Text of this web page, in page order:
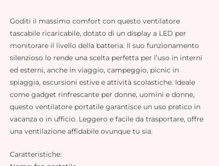
Goditi il massimo comfort con questo ventilatore
tascabile ricaricabile, dotato di un display a LED per
monitorare il livello della batteria. Il suo funzionamento
silenzioso lo rende una scelta perfetta per l’uso in interni
ed esterni, anche in viaggio, campeggio, picnic in
spiaggia, escursioni estive e attività scolastiche. Ideale
come gadget rinfrescante per donne, uomini e donne,
questo ventilatore portatile garantisce un uso pratico in
vacanza o in ufficio. Leggero e facile da trasportare, offre
una ventilazione affidabile ovunque tu sia.
Caratteristiche: